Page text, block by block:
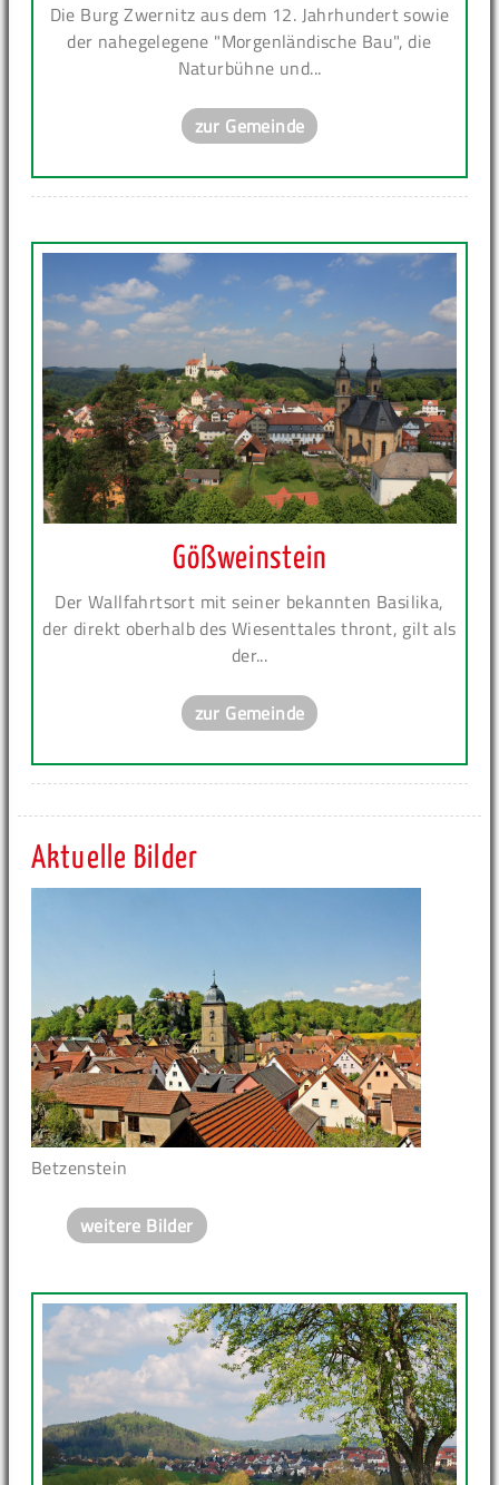
Die Burg Zwernitz aus dem 12. Jahrhundert sowie
der nahegelegene "Morgenländische Bau", die
Naturbühne und...
zur Gemeinde
Gößweinstein
Der Wallfahrtsort mit seiner bekannten Basilika,
der direkt oberhalb des Wiesenttales thront, gilt als
der...
zur Gemeinde
Aktuelle Bilder
Betzenstein
weitere Bilder